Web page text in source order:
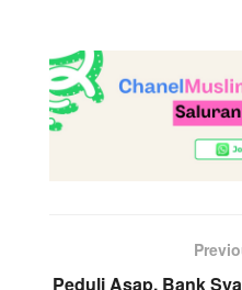
Peduli Asap, Bank